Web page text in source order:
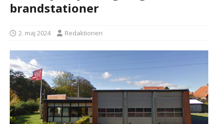
brandstationer
2. maj 2024 Redaktionen